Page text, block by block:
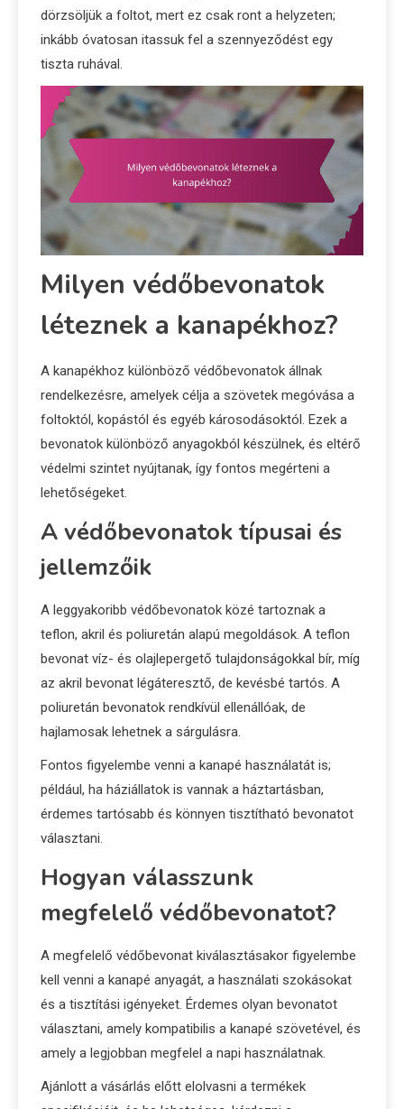
dörzsöljük a foltot, mert ez csak ront a helyzeten;
inkább óvatosan itassuk fel a szennyeződést egy
tiszta ruhával.
Milyen védőbevonatok
léteznek a kanapékhoz?
A kanapékhoz különböző védőbevonatok állnak
rendelkezésre, amelyek célja a szövetek megóvása a
foltoktól, kopástól és egyéb károsodásoktól. Ezek a
bevonatok különböző anyagokból készülnek, és eltérő
védelmi szintet nyújtanak, így fontos megérteni a
lehetőségeket.
A védőbevonatok típusai és
jellemzőik
A leggyakoribb védőbevonatok közé tartoznak a
teflon, akril és poliuretán alapú megoldások. A teflon
bevonat víz- és olajlepergető tulajdonságokkal bír, míg
az akril bevonat légáteresztő, de kevésbé tartós. A
poliuretán bevonatok rendkívül ellenállóak, de
hajlamosak lehetnek a sárgulásra.
Fontos figyelembe venni a kanapé használatát is;
például, ha háziállatok is vannak a háztartásban,
érdemes tartósabb és könnyen tisztítható bevonatot
választani.
Hogyan válasszunk
megfelelő védőbevonatot?
A megfelelő védőbevonat kiválasztásakor figyelembe
kell venni a kanapé anyagát, a használati szokásokat
és a tisztítási igényeket. Érdemes olyan bevonatot
választani, amely kompatibilis a kanapé szövetével, és
amely a legjobban megfelel a napi használatnak.
Ajánlott a vásárlás előtt elolvasni a termékek